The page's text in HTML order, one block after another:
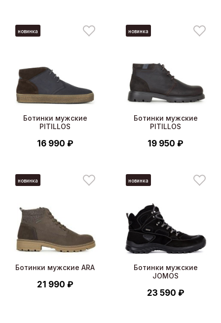
новинка
Ботинки мужские
PITILLOS
16 990 ₽
новинка
Ботинки мужские
PITILLOS
19 950 ₽
новинка
Ботинки мужские ARA
21 990 ₽
новинка
Ботинки мужские
JOMOS
23 590 ₽